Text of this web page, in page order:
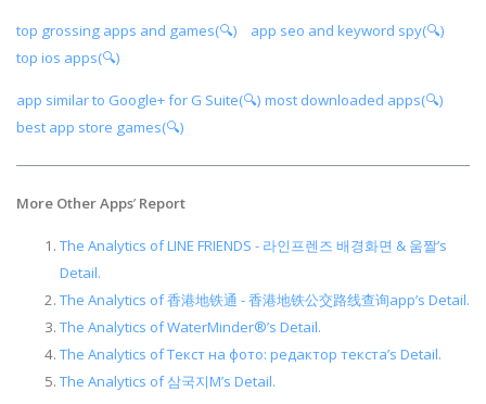
top grossing apps and games(🔍)
app seo and keyword spy(🔍)
top ios apps(🔍)
app similar to Google+ for G Suite(🔍) most downloaded apps(🔍)
best app store games(🔍)
More Other Apps’ Report
The Analytics of LINE FRIENDS - 라인프렌즈 배경화면 & 움짤’s
Detail.
The Analytics of 香港地铁通 - 香港地铁公交路线查询app’s Detail.
The Analytics of WaterMinder®’s Detail.
The Analytics of Текст на фото: редактор текста’s Detail.
The Analytics of 삼국지M’s Detail.